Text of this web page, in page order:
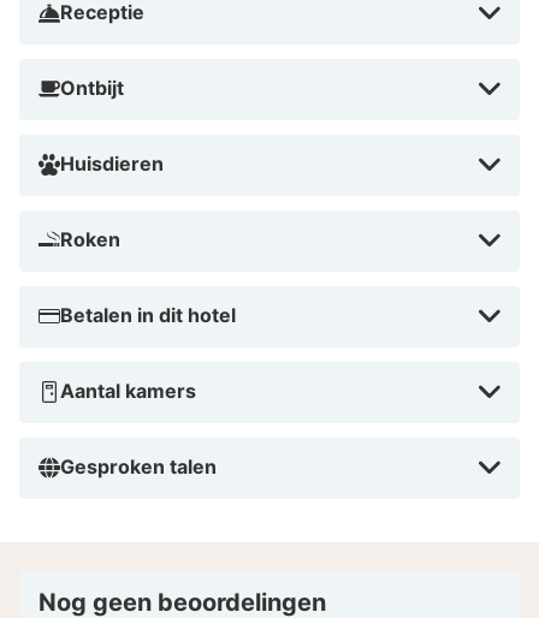
gemakkelijk te voet of met het openbaar vervoer,
Receptie
Ontbijt
Huisdieren
Roken
Betalen in dit hotel
Aantal kamers
Gesproken talen
Nog geen beoordelingen